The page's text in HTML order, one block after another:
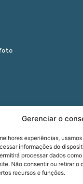
Gerenciar o
experiências,
informações do
processar dados
Não consentir ou retirar o
recursos e funções.